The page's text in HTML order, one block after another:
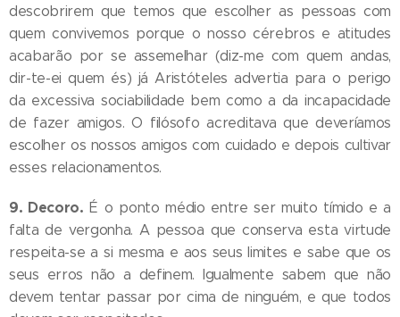
descobrirem que temos que escolher as pessoas com
quem convivemos porque o nosso cérebros e atitudes
acabarão por se assemelhar (diz-me com quem andas,
dir-te-ei quem és) já Aristóteles advertia para o perigo
da excessiva sociabilidade bem como a da incapacidade
de fazer amigos. O filósofo acreditava que deveríamos
escolher os nossos amigos com cuidado e depois cultivar
esses relacionamentos.
9. Decoro. É o ponto médio entre ser muito tímido e a
falta de vergonha. A pessoa que conserva esta virtude
respeita-se a si mesma e aos seus limites e sabe que os
seus erros não a definem. Igualmente sabem que não
devem tentar passar por cima de ninguém, e que todos